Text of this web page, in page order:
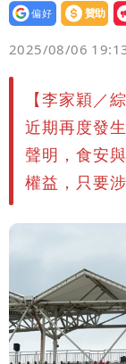
設為
贊助
2025/08/06
【李家穎／
近期再度發
聲明，食安
權益，只要